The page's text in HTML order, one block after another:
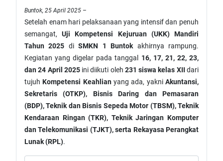
Buntok, 25 April 2025 –
Setelah enam hari pelaksanaan yang intensif dan penuh
semangat,Uji Kompetensi Kejuruan (UKK) Mandiri
Tahun 2025 diSMKN 1 Buntokakhirnya rampung.
Kegiatan yang digelar pada tanggal 16, 17, 21, 22, 23,
dan 24 April 2025ini diikuti oleh 231 siswa kelas XII dari
tujuhKompetensi Keahlianyang ada, yakniAkuntansi,
Sekretaris (OTKP), Bisnis Daring dan Pemasaran
(BDP), Teknik dan Bisnis Sepeda Motor (TBSM), Teknik
Kendaraan Ringan (TKR), Teknik Jaringan Komputer
dan Telekomunikasi (TJKT), serta Rekayasa Perangkat
Lunak (RPL).